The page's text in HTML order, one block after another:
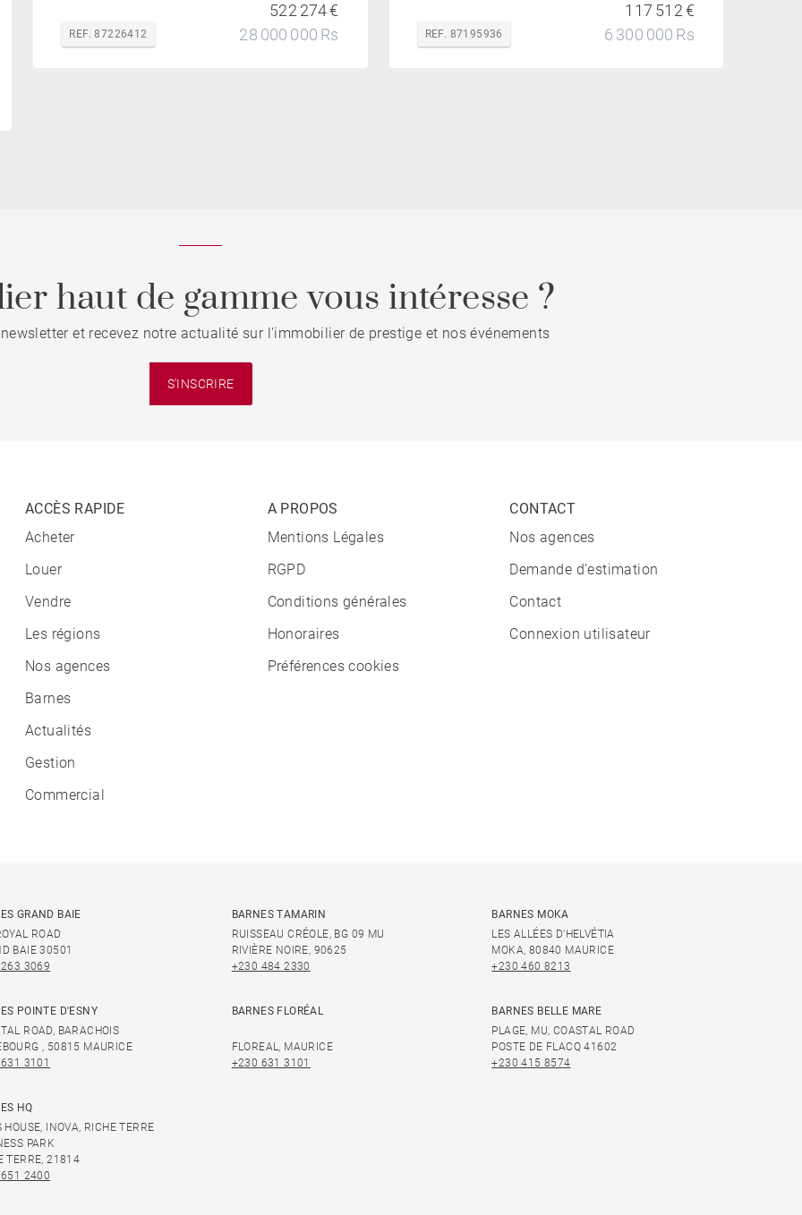
REF. 87226412
522 274 €
28 000 000 Rs
REF. 87195936
117 512 €
6 300 000 Rs
haut de gamme vous intéresse ?
et recevez notre actualité sur l'immobilier de prestige et nos événements
S'INSCRIRE
ACCÈS RAPIDE
Acheter
Louer
Vendre
Les régions
Nos agences
Barnes
Actualités
Gestion
Commercial
A PROPOS
Mentions Légales
RGPD
Conditions générales
Honoraires
Préférences cookies
CONTACT
Nos agences
Demande d'estimation
Contact
Connexion utilisateur
GRAND BAIE
ROAD
BAIE 30501
3069
BARNES TAMARIN
RUISSEAU CRÉOLE, BG 09 MU
RIVIÈRE NOIRE, 90625
+230 484 2330
BARNES MOKA
LES ALLÉES D'HELVÉTIA
MOKA, 80840 MAURICE
+230 460 8213
POINTE D'ESNY
ROAD, BARACHOIS
, 50815 MAURICE
3101
BARNES FLORÉAL
FLOREAL, MAURICE
+230 631 3101
BARNES BELLE MARE
PLAGE, MU, COASTAL ROAD
POSTE DE FLACQ 41602
+230 415 8574
HQ
HOUSE, INOVA, RICHE TERRE
PARK
TERRE, 21814
2400